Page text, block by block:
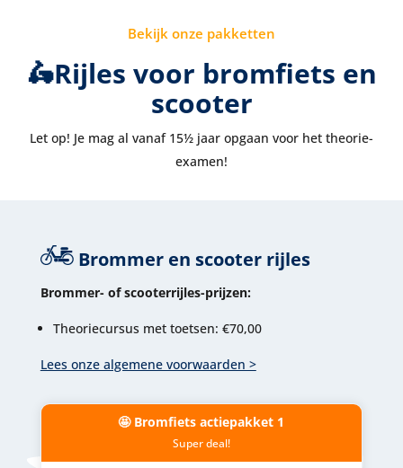
Bekijk onze pakketten
🛵Rijles voor bromfiets en
scooter
Let op! Je mag al vanaf 15½ jaar opgaan voor het theorie-
examen!
Brommer en scooter rijles
Brommer- of scooterrijles-prijzen:
Theoriecursus met toetsen: €70,00
Lees onze algemene voorwaarden >
🤩 Bromfiets actiepakket 1
Super deal!